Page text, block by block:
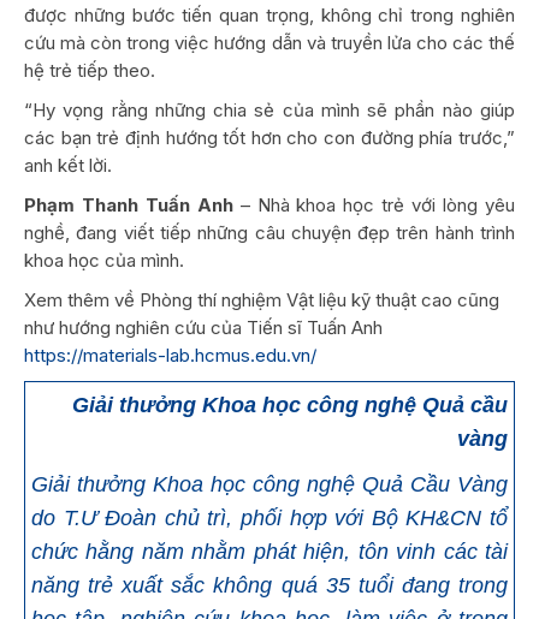
được những bước tiến quan trọng, không chỉ trong nghiên
cứu mà còn trong việc hướng dẫn và truyền lửa cho các thế
hệ trẻ tiếp theo.
“Hy vọng rằng những chia sẻ của mình sẽ phần nào giúp
các bạn trẻ định hướng tốt hơn cho con đường phía trước,”
anh kết lời.
Phạm Thanh Tuấn Anh– Nhà khoa học trẻ với lòng yêu
nghề, đang viết tiếp những câu chuyện đẹp trên hành trình
khoa học của mình.
Xem thêm về Phòng thí nghiệm Vật liệu kỹ thuật cao cũng
như hướng nghiên cứu của Tiến sĩ Tuấn Anh
https://materials-lab.hcmus.edu.vn/
Giải thưởng Khoa học công nghệ Quả cầu
vàng
Giải thưởng Khoa học công nghệ Quả Cầu Vàng
do T.Ư Đoàn chủ trì, phối hợp với Bộ KH&CN tổ
chức hằng năm nhằm phát hiện, tôn vinh các tài
năng trẻ xuất sắc không quá 35 tuổi đang trong